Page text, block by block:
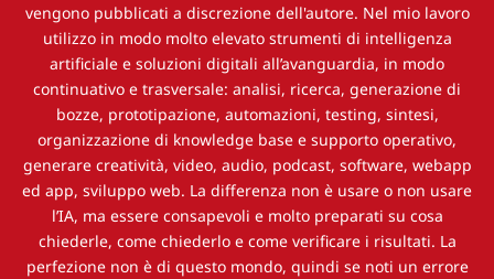
vengono pubblicati a discrezione dell'autore. Nel mio lavoro
utilizzo in modo molto elevato strumenti di intelligenza
artificiale e soluzioni digitali all’avanguardia, in modo
continuativo e trasversale: analisi, ricerca, generazione di
bozze, prototipazione, automazioni, testing, sintesi,
organizzazione di knowledge base e supporto operativo,
generare creatività, video, audio, podcast, software, webapp
ed app, sviluppo web. La differenza non è usare o non usare
l’IA, ma essere consapevoli e molto preparati su cosa
chiederle, come chiederlo e come verificare i risultati. La
perfezione non è di questo mondo, quindi se noti un errore